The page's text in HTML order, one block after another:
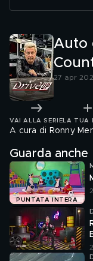
Auto
27 apr
VAI ALLA SERIE LA TUA
A cura di Ronny
Guarda anche
PUNTATA INTERA